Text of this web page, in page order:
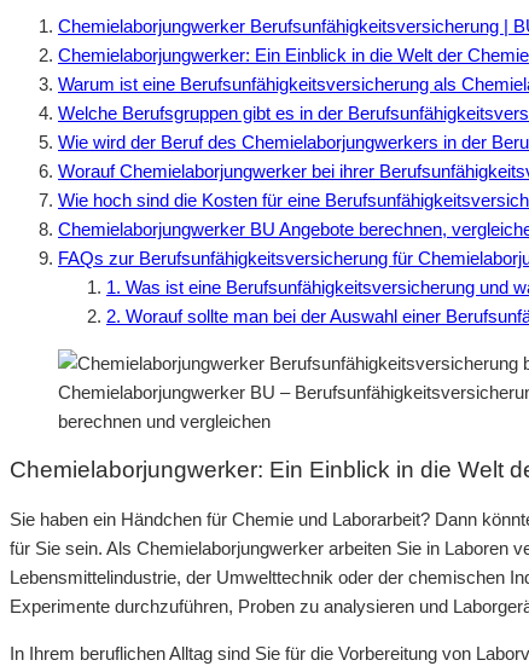
Chemielaborjungwerker Berufsunfähigkeitsversicherung |
Chemielaborjungwerker: Ein Einblick in die Welt der Chemie
Warum ist eine Berufsunfähigkeitsversicherung als
Welche Berufsgruppen gibt es in der
Wie wird der Beruf des Chemielaborjungwerkers in der
Worauf Chemielaborjungwerker bei ihrer
Wie hoch sind die Kosten für eine
Chemielaborjungwerker BU Angebote berechnen,
FAQs zur Berufsunfähigkeitsversicherung für
1. Was ist eine Berufsunfähigkeitsversicherung und
2. Worauf sollte man bei der Auswahl einer
Chemielaborjungwerker BU –
berechnen und vergleichen
Chemielaborjungwerker: Ein Einblick in die Welt
Sie haben ein Händchen für Chemie und Laborarbeit? Dann
für Sie sein. Als Chemielaborjungwerker arbeiten Sie in Laboren
Lebensmittelindustrie, der Umwelttechnik oder der chemischen
Experimente durchzuführen, Proben zu analysieren und
In Ihrem beruflichen Alltag sind Sie für die Vorbereitung von